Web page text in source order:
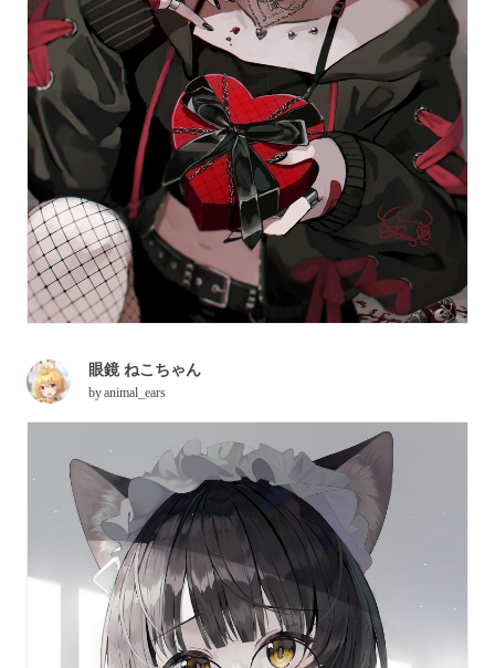
眼鏡 ねこちゃん
byanimal_ears